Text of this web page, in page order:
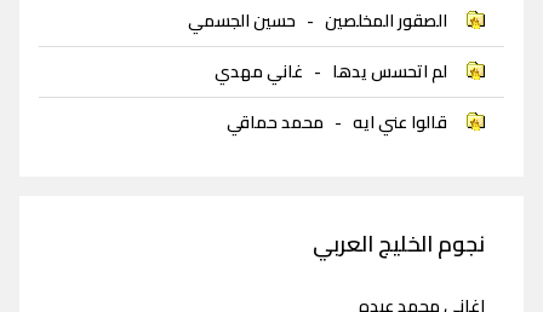
الصقور المخلصين - حسين الجسمي
لم اتحسس يدها - غاني مهدي
قالوا عني ايه - محمد حماقي
نجوم الخليج العربي